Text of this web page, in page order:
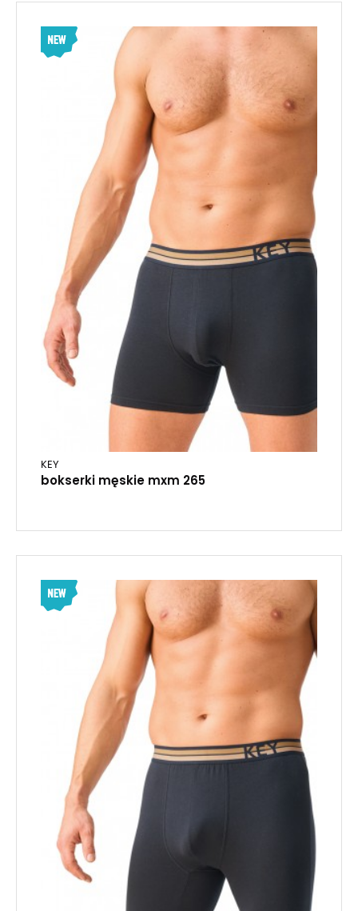
KEY
bokserki męskie mxm 265